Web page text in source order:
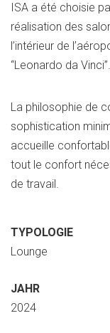
ISA a été choisie
réalisation des
l’intérieur de
“Leonardo da Vinci”.
La philosophie de
sophistication
accueille
tout le confort
de travail.
TYPOLOGIE
Lounge
JAHR
2024